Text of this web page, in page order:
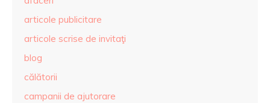
articole publicitare
articole scrise de invitaţi
blog
călătorii
campanii de ajutorare